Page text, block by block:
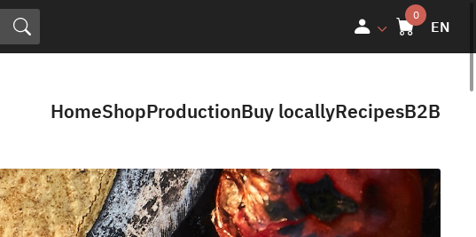
Search Button
EN
HomeShopProductionBuy locallyRecipesB2B